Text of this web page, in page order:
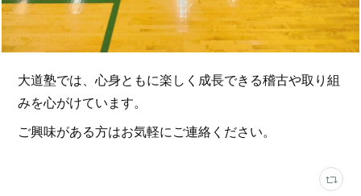
大道塾では、心身ともに楽しく成長できる稽古や取り組
みを心がけています。
ご興味がある方はお気軽にご連絡ください。